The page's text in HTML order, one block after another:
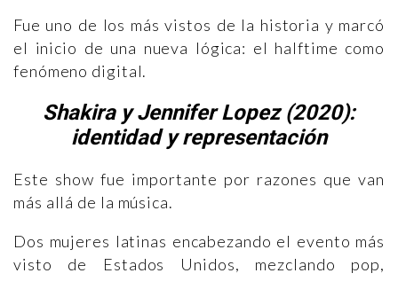
Fue uno de los más vistos de la historia y marcó
el inicio de una nueva lógica: el halftime como
fenómeno digital.
Shakira y Jennifer Lopez (2020):
identidad y representación
Este show fue importante por razones que van
más allá de la música.
Dos mujeres latinas encabezando el evento más
visto de Estados Unidos, mezclando pop,